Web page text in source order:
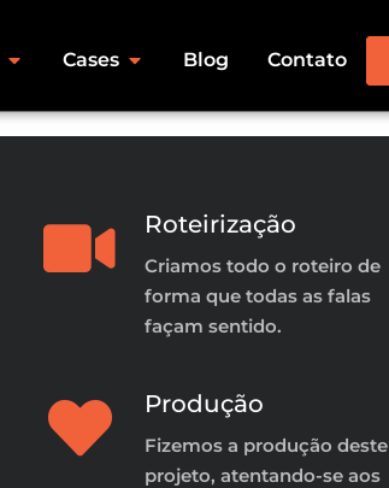
Cases Blog Contato
Roteirização
Criamos todo o roteiro de
forma que todas as falas
façam sentido.
Produção
Fizemos a produção deste
projeto, atentando-se aos